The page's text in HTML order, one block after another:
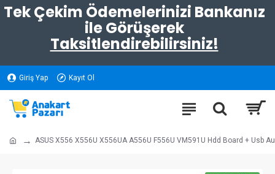
Tek Çekim Ödemelerinizi Bankanız
ile Görüşerek
Taksitlendirebilirsiniz!
Giriş Yap Kayıt Ol
ASUS X556 X556U X556UA A556U F556U VM591U Hdd Board + Usb